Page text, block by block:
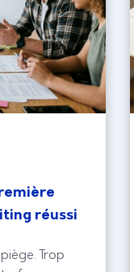
réussi
Trop